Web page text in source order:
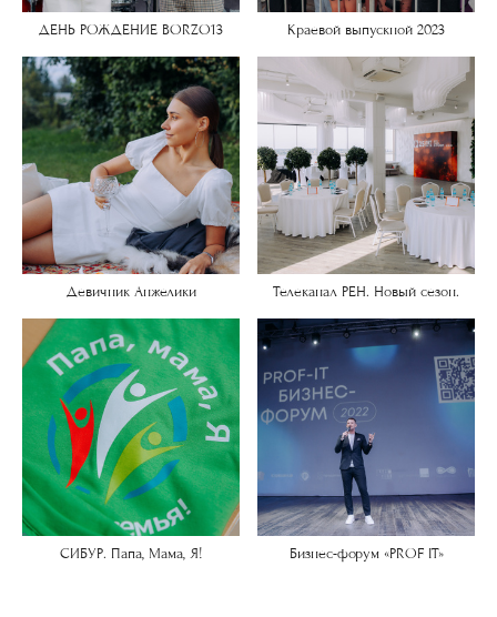
ДЕНЬ РОЖДЕНИЕ BORZO13 Краевой выпускной 2023
Девичник Анжелики Телеканал РЕН. Новый сезон.
СИБУР. Папа, Мама, Я! Бизнес-форум «PROF IT»